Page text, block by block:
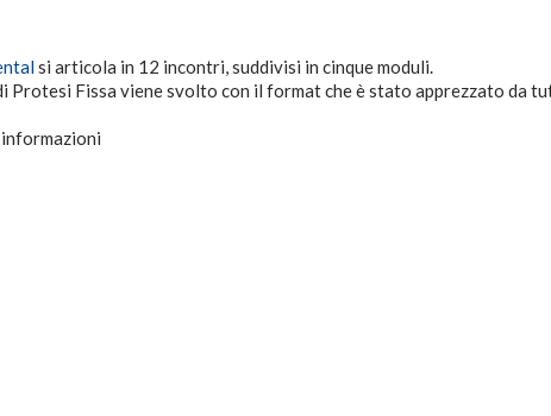
si articola in 12 incontri, suddivisi in cinque moduli.
Protesi Fissa viene svolto con il format che è stato apprezzato da
informazioni